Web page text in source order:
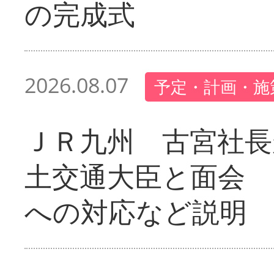
の完成式
2026.08.07 予定・計画・
ＪＲ九州 古宮社
土交通大臣と面会
への対応など説明